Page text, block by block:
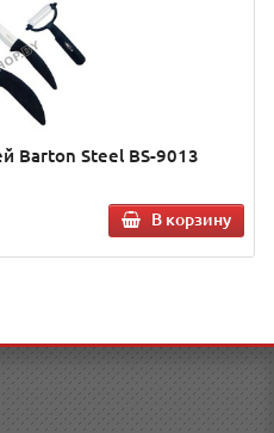
Barton Steel BS-9013
В корзину